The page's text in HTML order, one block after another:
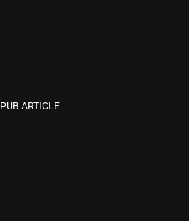
PUB ARTICLE